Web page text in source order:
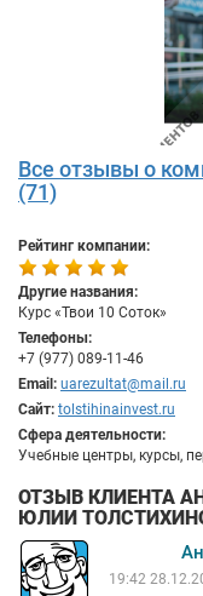
Все отзывы о
(71)
Рейтинг компании:
Другие названия:
Курс «Твои 10 Соток»
Телефоны:
+7 (977) 089-11-46
Email: uarezultat@mail.ru
Сайт: tolstihinainvest.ru
Сфера деятельности:
Учебные центры, курсы,
ОТЗЫВ КЛИЕНТА
ЮЛИИ
19:42